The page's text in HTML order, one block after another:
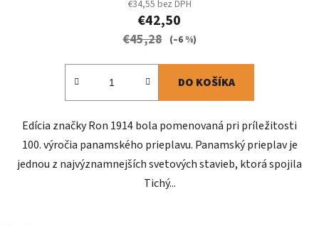
€34,55 bez DPH
€42,50
€45,28 (–6 %)
DO KOŠÍKA
Edícia značky Ron 1914 bola pomenovaná pri príležitosti
100. výročia panamského prieplavu. Panamský prieplav je
jednou z najvýznamnejších svetových stavieb, ktorá spojila
Tichý...